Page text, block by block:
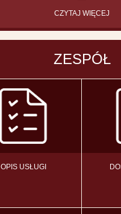
CZYTAJ WIĘCEJ
ZESPÓŁ
OPIS USŁUGI